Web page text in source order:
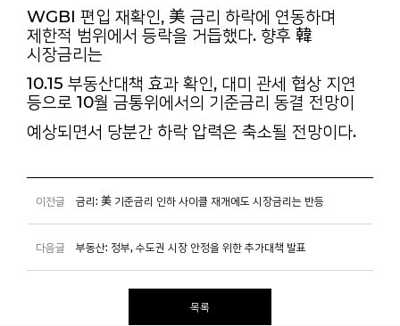
WGBI 편입 재확인, 美 금리 하락에 연동하며
제한적 범위에서 등락을 거듭했다. 향후 韓
시장금리는
10.15 부동산대책 효과 확인, 대미 관세 협상 지연
등으로 10월 금통위에서의 기준금리 동결 전망이
예상되면서 당분간 하락 압력은 축소될 전망이다.
이전글 금리: 美 기준금리 인하 사이클 재개에도 시장금리는 반등
다음글 부동산: 정부, 수도권 시장 안정을 위한 추가대책 발표
목록